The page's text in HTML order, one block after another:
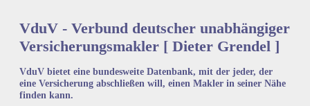
VduV - Verbund deutscher unabhängiger
Versicherungsmakler [ Dieter Grendel ]
VduV bietet eine bundesweite Datenbank, mit der jeder, der
eine Versicherung abschließen will, einen Makler in seiner Nähe
finden kann.